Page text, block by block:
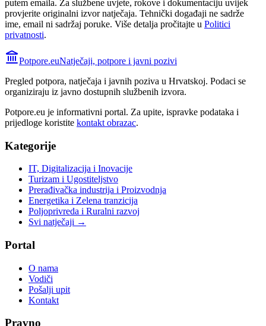
putem emaila. Za službene uvjete, rokove i dokumentaciju uvijek
provjerite originalni izvor natječaja. Tehnički događaji ne sadrže
ime, email ni sadržaj poruke. Više detalja pročitajte u Politici
privatnosti.
Potpore.euNatječaji, potpore i javni pozivi
Pregled potpora, natječaja i javnih poziva u Hrvatskoj. Podaci se
organiziraju iz javno dostupnih službenih izvora.
Potpore.eu je informativni portal. Za upite, ispravke podataka i
prijedloge koristite kontakt obrazac.
Kategorije
IT, Digitalizacija i Inovacije
Turizam i Ugostiteljstvo
Prerađivačka industrija i Proizvodnja
Energetika i Zelena tranzicija
Poljoprivreda i Ruralni razvoj
Svi natječaji →
Portal
O nama
Vodiči
Pošalji upit
Kontakt
Pravno